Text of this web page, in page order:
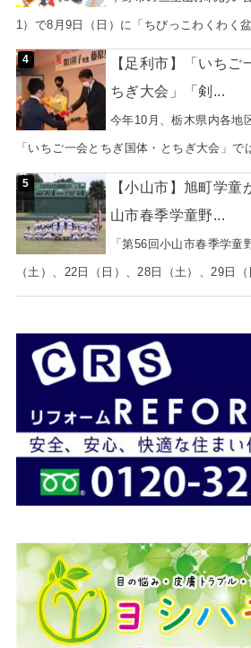
1）で8月9日（日）に「ちびっこわくわく
【足利市】「いちご
ちぎ大会」「剣...
今年10月、栃木県内各地
「いちご一会とちぎ国体・とちぎ大会」
【小山市】旭町学
山市春季学童野...
「第56回小山市春季学童
（土）、22日（日）、28日（土）、29日（